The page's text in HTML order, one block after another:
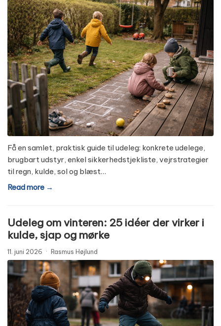
Få en samlet, praktisk guide til udeleg: konkrete udelege,
brugbart udstyr, enkel sikkerhedstjekliste, vejrstrategier
til regn, kulde, sol og blæst…
Read more →
Udeleg om vinteren: 25 idéer der virker i
kulde, sjap og mørke
11. juni 2026 · Rasmus Højlund